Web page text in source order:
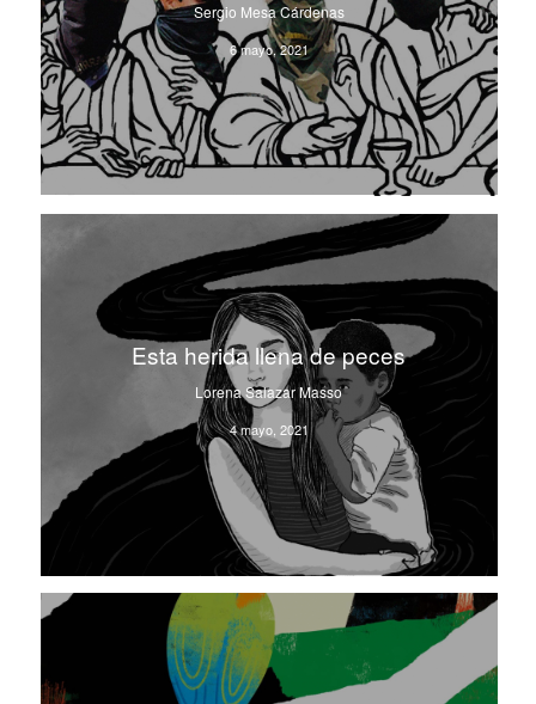
Sergio Mesa Cárdenas
6 mayo, 2021
Esta herida llena de peces
Lorena Salazar Masso
4 mayo, 2021